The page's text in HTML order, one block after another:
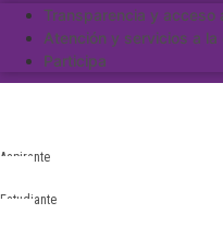
Transparencia y acceso
Atención y servicios a la
Participa
Aspirante
Estudiante